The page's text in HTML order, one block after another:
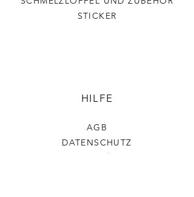
STICKER
HILFE
AGB
DATENSCHUTZ